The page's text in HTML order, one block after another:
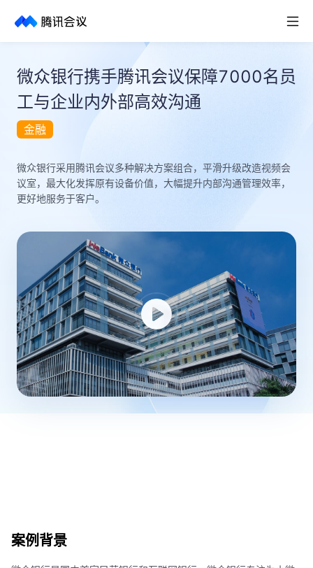
取消
微众银行携手腾讯会议保障7000名员
工与企业内外部高效沟通
金融
微众银行采用腾讯会议多种解决方案组合，平滑升级改造视频会
议室，最大化发挥原有设备价值，大幅提升内部沟通管理效率，
更好地服务于客户。
案例背景